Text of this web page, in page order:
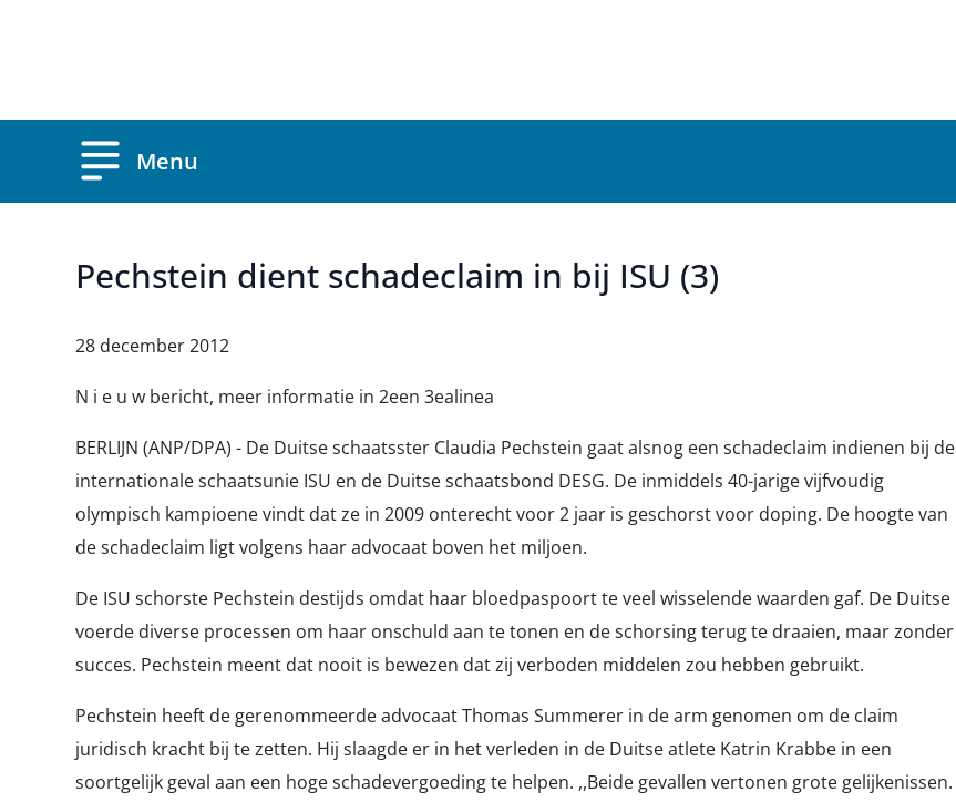
Menu
Pechstein dient schadeclaim in bij ISU (3)
28 december 2012
N i e u w bericht, meer informatie in 2een 3ealinea
BERLIJN (ANP/DPA) - De Duitse schaatsster Claudia Pechstein gaat alsnog een schadeclaim indienen bij de
internationale schaatsunie ISU en de Duitse schaatsbond DESG. De inmiddels 40-jarige vijfvoudig
olympisch kampioene vindt dat ze in 2009 onterecht voor 2 jaar is geschorst voor doping. De hoogte van
de schadeclaim ligt volgens haar advocaat boven het miljoen.
De ISU schorste Pechstein destijds omdat haar bloedpaspoort te veel wisselende waarden gaf. De Duitse
voerde diverse processen om haar onschuld aan te tonen en de schorsing terug te draaien, maar zonder
succes. Pechstein meent dat nooit is bewezen dat zij verboden middelen zou hebben gebruikt.
Pechstein heeft de gerenommeerde advocaat Thomas Summerer in de arm genomen om de claim
juridisch kracht bij te zetten. Hij slaagde er in het verleden in de Duitse atlete Katrin Krabbe in een
soortgelijk geval aan een hoge schadevergoeding te helpen. ,,Beide gevallen vertonen grote gelijkenissen.